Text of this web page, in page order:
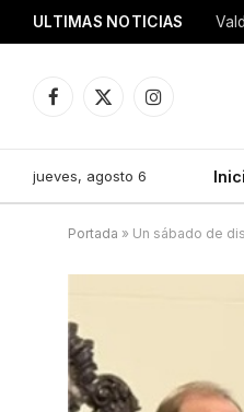
ULTIMAS NOTICIAS
Facebook
X
Instagram
jueves, agosto 6
Portada » Un sábado de